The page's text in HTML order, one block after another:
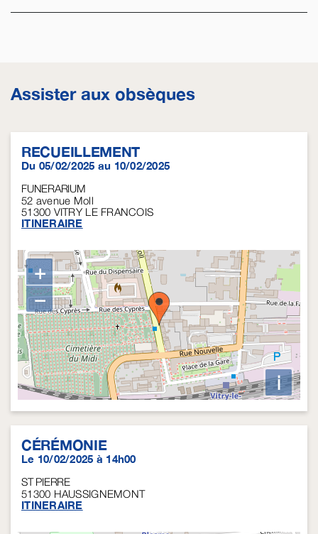
Assister aux obsèques
RECUEILLEMENT
Du 05/02/2025 au 10/02/2025
FUNERARIUM
52 avenue Moll
51300 VITRY LE FRANCOIS
ITINERAIRE
+
−
i
CÉRÉMONIE
Le 10/02/2025 à 14h00
ST PIERRE
51300 HAUSSIGNEMONT
ITINERAIRE